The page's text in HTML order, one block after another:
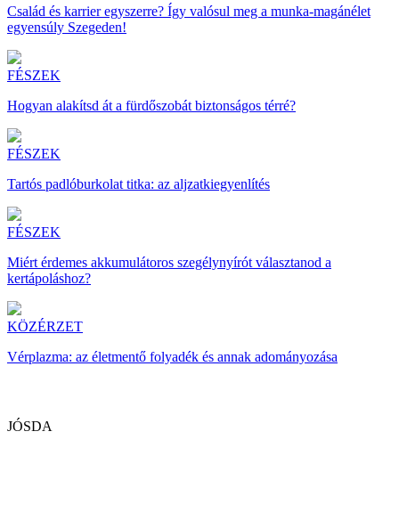
Család és karrier egyszerre? Így valósul meg a munka-magánélet
egyensúly Szegeden!
FÉSZEK
Hogyan alakítsd át a fürdőszobát biztonságos térré?
FÉSZEK
Tartós padlóburkolat titka: az aljzatkiegyenlítés
FÉSZEK
Miért érdemes akkumulátoros szegélynyírót választanod a
kertápoláshoz?
KÖZÉRZET
Vérplazma: az életmentő folyadék és annak adományozása
JÓSDA